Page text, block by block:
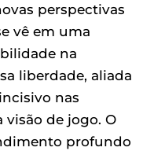
perspectivas
vê em uma
na
liberdade, aliada
nas
visão de jogo. O
profundo